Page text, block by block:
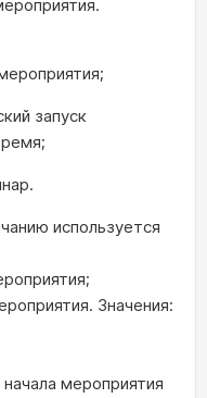
запуск
используется
Значения:
мероприятия